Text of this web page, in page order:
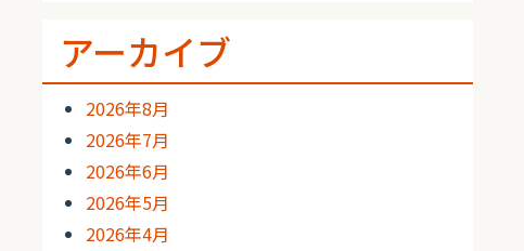
アーカイブ
2026年8月
2026年7月
2026年6月
2026年5月
2026年4月